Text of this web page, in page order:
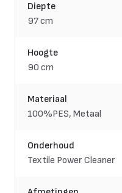
Diepte
97 cm
Hoogte
90 cm
Materiaal
100%PES, Metaal
Onderhoud
Textile Power Cleaner